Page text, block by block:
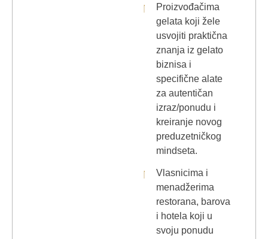
Proizvođačima
gelata koji žele
usvojiti praktična
znanja iz gelato
biznisa i
specifične alate
za autentičan
izraz/ponudu i
kreiranje novog
preduzetničkog
mindseta.
Vlasnicima i
menadžerima
restorana, barova
i hotela koji u
svoju ponudu